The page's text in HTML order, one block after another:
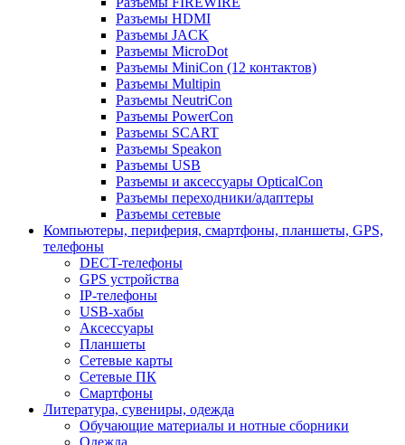
Разъемы HDMI
Разъемы JACK
Разъемы MicroDot
Разъемы MiniCon (12 контактов)
Разъемы Multipin
Разъемы NeutriCon
Разъемы PowerCon
Разъемы SCART
Разъемы Speakon
Разъемы USB
Разъемы и аксессуары OpticalCon
Разъемы переходники/адаптеры
Разъемы сетевые
Компьютеры, периферия, смартфоны, планшеты, GPS,
телефоны
DECT-телефоны
GPS устройства
IP-телефоны
USB-хабы
Аксессуары
Планшеты
Сетевые карты
Сетевые ПК
Смартфоны
Литература, сувениры, одежда
Обучающие материалы и нотные сборники
Одежда